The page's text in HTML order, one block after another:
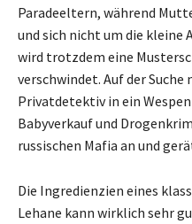
Paradeeltern, während
und sich nicht um die kleine
wird trotzdem eine
verschwindet. Auf der
Privatdetektiv in ein
Babyverkauf und
russischen Mafia an und
Die Ingredienzien eines
Lehane kann wirklich sehr